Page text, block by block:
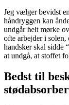
Jeg vælger bevidst
håndryggen kan
undgår helt mørke
ofte arbejder i
handsker skal sidde
at undgå, at stoffet
Bedst til